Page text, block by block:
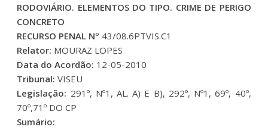
RODOVIÁRIO. ELEMENTOS DO TIPO. CRIME DE PERIGO
CONCRETO
RECURSO PENAL Nº 43/08.6PTVIS.C1
Relator: MOURAZ LOPES
Data do Acordão: 12-05-2010
Tribunal:VISEU
Legislação: 291º, Nº1, AL. A) E B), 292º, Nº1, 69º, 40º,
70º,71º DO CP
Sumário: